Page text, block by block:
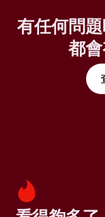
有任何問
都會